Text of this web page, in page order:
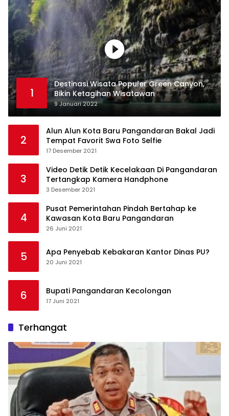
1
Destinasi Wisata Populer Green Canyon,
Bikin Ketagihan Wisatawan
9 Januari 2022
2
Alun Alun Kota Baru Pangandaran Bakal Jadi
Tempat Favorit Swa Foto Selfie
17 Desember 2021
3
Video Detik Detik Kecelakaan Di Pangandaran
Tertangkap Kamera Handphone
3 Desember 2021
4
Pusat Pemerintahan Pindah Bertahap ke
Kawasan Kota Baru Pangandaran
26 Juni 2021
5 Apa Penyebab Kebakaran Kantor Dinas PU?
20 Juni 2021
6 Bupati Pangandaran Kecolongan
17 Juni 2021
Terhangat